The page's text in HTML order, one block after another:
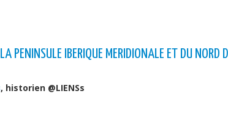
PENINSULE IBERIQUE MERIDIONALE ET DU NORD
, historien @LIENSs